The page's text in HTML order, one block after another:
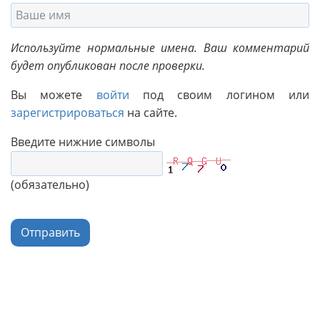
Используйте нормальные имена. Ваш комментарий
будет опубликован после проверки.
Вы можете войти под своим логином или
зарегистрироваться на сайте.
Введите нижние символы
(обязательно)
Отправить